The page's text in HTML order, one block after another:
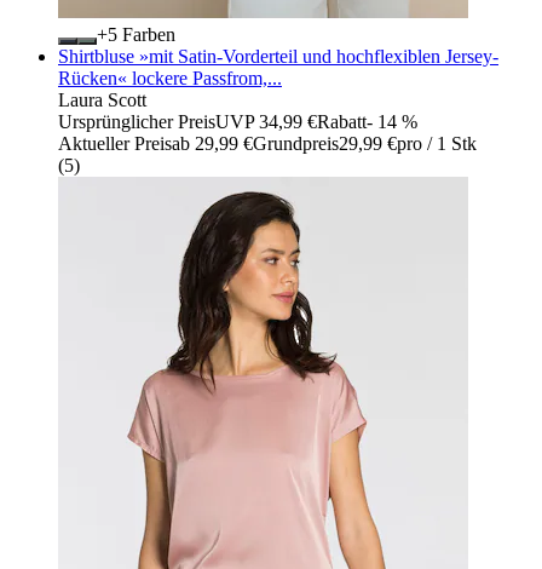
+
Farben
Shirtbluse »mit Satin-Vorderteil und hochflexiblen Jersey-
Rücken« lockere Passfrom,...
Laura Scott
Ursprünglicher PreisUVP 34,99 €Rabatt- 14 %
Aktueller Preisab 29,99 €Grundpreis29,99 €pro / 1 Stk
(5)